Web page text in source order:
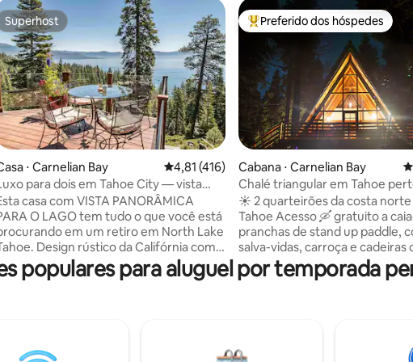
média de 5, 370 avaliações
Superhost
Superhost
⋅ Carnelian Bay 4,81 de uma avaliação média de 5, 416
4,81 (416)
para dois em Tahoe City — vista
para o lago
casa com VISTA PANORÂMICA
O LAGO tem tudo o que você está
em um retiro em North Lake
Design rústico da Califórnia com
os materiais e acabamentos de
linha. Cozinha gourmet
estiver viajando com uma criança).
Entre os melhores preferidos
Preferido dos hóspedes
Cabana ⋅ Carnelian Bay
Chalé triangular em Tahoe
☀️ 2 quarteirões da costa norte
Tahoe Acesso 🛶 gratuito a caiaques,
pranchas de stand up paddle,
salva-vidas, carroça e cadeiras
acampamento Casa 🏕 triangular de 3
quartos totalmente remodelada
e quintal para refeições ao ar
relaxamento Área de estar🔥
populares para aluguel por temporada